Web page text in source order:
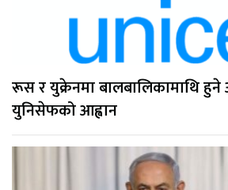
रूस र युक्रेनमा बालबालिकामाथि हुने
युनिसेफको आह्वान